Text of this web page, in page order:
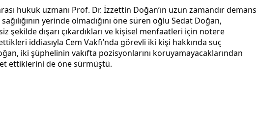
hukuk uzmanı Prof. Dr. İzzettin Doğan’ın uzun zamandır demans
yerinde olmadığını öne süren oğlu Sedat Doğan,
şekilde dışarı çıkardıkları ve kişisel menfaatleri için notere
iddiasıyla Cem Vakfı’nda görevli iki kişi hakkında suç
iki şüphelinin vakıfta pozisyonlarını koruyamayacaklarından
ettiklerini de öne sürmüştü.